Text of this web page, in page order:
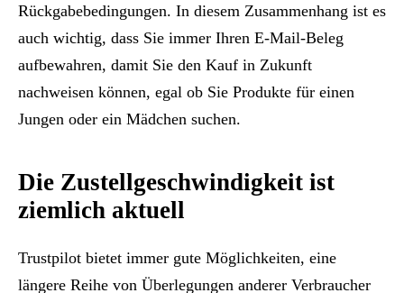
Rückgabebedingungen. In diesem Zusammenhang ist es
auch wichtig, dass Sie immer Ihren E-Mail-Beleg
aufbewahren, damit Sie den Kauf in Zukunft
nachweisen können, egal ob Sie Produkte für einen
Jungen oder ein Mädchen suchen.
Die Zustellgeschwindigkeit ist
ziemlich aktuell
Trustpilot bietet immer gute Möglichkeiten, eine
längere Reihe von Überlegungen anderer Verbraucher